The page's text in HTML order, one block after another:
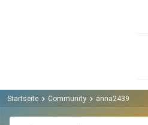
Startseite Community anna2439